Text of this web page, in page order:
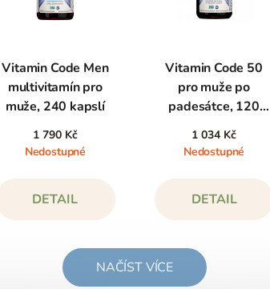
Vitamin Code Men
multivitamín pro
muže, 240 kapslí
1 790 Kč
Nedostupné
DETAIL
Vitamin Code 50
pro muže po
padesátce, 120
1 034 Kč
Nedostupné
DETAIL
NAČÍST VÍCE